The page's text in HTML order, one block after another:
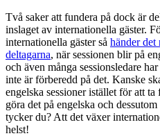
Två saker att fundera på dock är
inslaget av internationella gäster.
internationella gäster så händer det
deltagarna, när sessionen blir på
och även många sessionsledare
inte är förberedd på det. Kanske
engelska sessioner istället för att
göra det på engelska och
tycker du? Att det växer
helst!